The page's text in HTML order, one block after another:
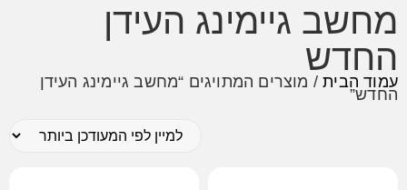
מחשב גיימינג העידן
החדש
עמוד הבית/ מוצרים המתויגים “מחשב גיימינג העידן
החדש”